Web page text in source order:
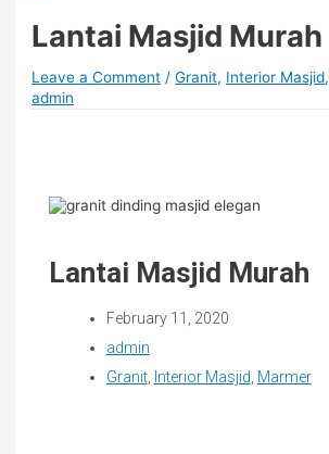
Lantai Masjid Murah
Leave a Comment /Granit, Interior Masjid,
admin
Lantai Masjid Murah
February 11, 2020
admin
Granit, Interior Masjid Marmer